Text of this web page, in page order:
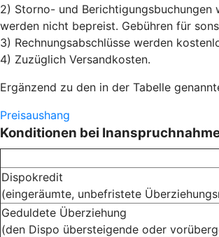
2) Storno- und Berichtigungsbuchungen
werden nicht bepreist. Gebühren für
3) Rechnungsabschlüsse werden
4) Zuzüglich Versandkosten.
Ergänzend zu den in der Tabelle
Preisaushang
Konditionen bei
Dispokredit
(eingeräumte, unbefristete
Geduldete Überziehung
(den Dispo übersteigende oder